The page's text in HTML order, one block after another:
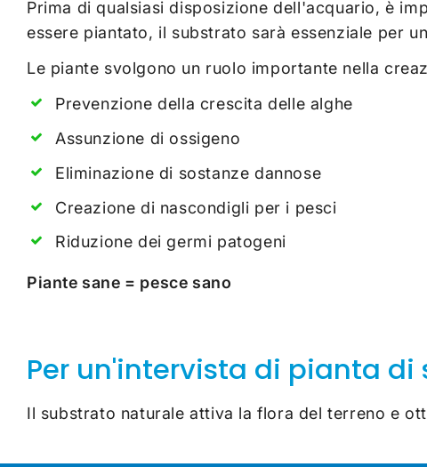
Prima di qualsiasi disposizione dell'acquario, è
essere piantato, il substrato sarà essenziale per
Le piante svolgono un ruolo importante nella
Prevenzione della crescita delle alghe
Assunzione di ossigeno
Eliminazione di sostanze dannose
Creazione di nascondigli per i pesci
Riduzione dei germi patogeni
Piante sane = pesce sano
Per un'intervista di pianta di
Il substrato naturale attiva la flora del terreno e